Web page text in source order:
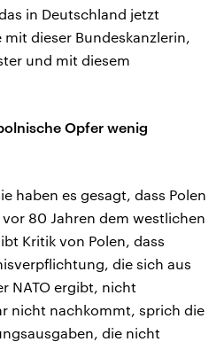
in Deutschland jetzt
dieser Bundeskanzlerin,
und mit diesem
Opfer wenig
haben es gesagt, dass Polen
80 Jahren dem westlichen
Kritik von Polen, dass
die sich aus
NATO ergibt, nicht
nicht nachkommt, sprich die
die nicht